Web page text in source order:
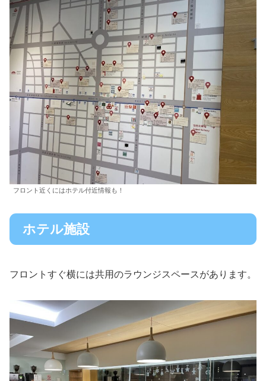
フロント近くにはホテル付近情報も！
ホテル施設
フロントすぐ横には共用のラウンジスペースがあります。